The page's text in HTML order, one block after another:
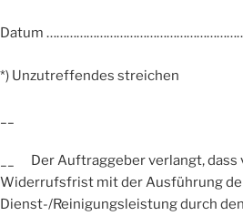
Datum
*) Unzutreffendes streichen
__ Der Auftraggeber verlangt, dass
Widerrufsfrist mit der Ausführung
Dienst-/Reinigungsleistung durch